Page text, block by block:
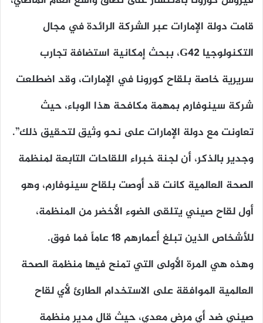
قامت دولة الإمارات عبر الشركة الرائدة في مجال
التكنولوجيا G42، ببحث إمكانية استضافة تجارب
سريرية خاصة بلقاح كورونا في الإمارات، وقد اضطلعت
شركة سينوفارم بمهمة مكافحة هذا الوباء، حيث
تعاونت مع دولة الإمارات على نحو وثيق لتحقيق ذلك”.
وجدير بالذكر، أن لجنة خبراء اللقاحات التابعة لمنظمة
الصحة العالمية كانت قد أوصت بلقاح سينوفارم، وهو
أول لقاح صيني يتلقى الضوء الأخضر من المنظمة،
للأشخاص الذين تبلغ أعمارهم 18 عاماً فما فوق.
وهذه هي المرة الأولى التي تمنح فيها منظمة الصحة
العالمية الموافقة على الاستخدام الطارئ لأي لقاح
صيني ضد أي مرض معدي، حيث قال مدير منظمة